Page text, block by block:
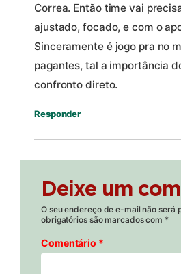
Correa. Então time vai
ajustado, focado, e com o
Sinceramente é jogo pra no
pagantes, tal a importância
confronto direto.
Responder
Deixe um
O seu endereço de e-mail não será
obrigatórios são marcados com *
Comentário *